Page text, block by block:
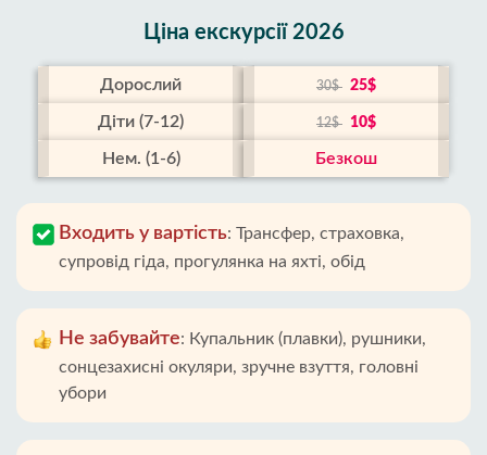
Ціна екскурсії 2026
Дорослий 30$ 25$
Діти (7-12) 12$ 10$
Нем. (1-6) Безкош
Входить у вартість: Трансфер, страховка,
супровід гіда, прогулянка на яхті, обід
Не забувайте: Купальник (плавки), рушники,
сонцезахисні окуляри, зручне взуття, головні
убори